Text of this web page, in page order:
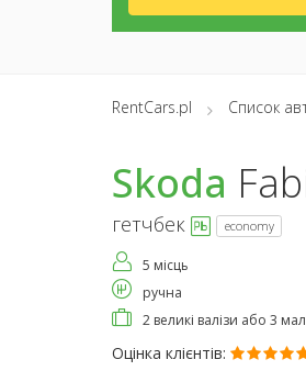
RentCars.pl Список
Skoda
гетчбек economy
5 місць
ручна
2 великі валізи або 3
Оцінка клієнтів: